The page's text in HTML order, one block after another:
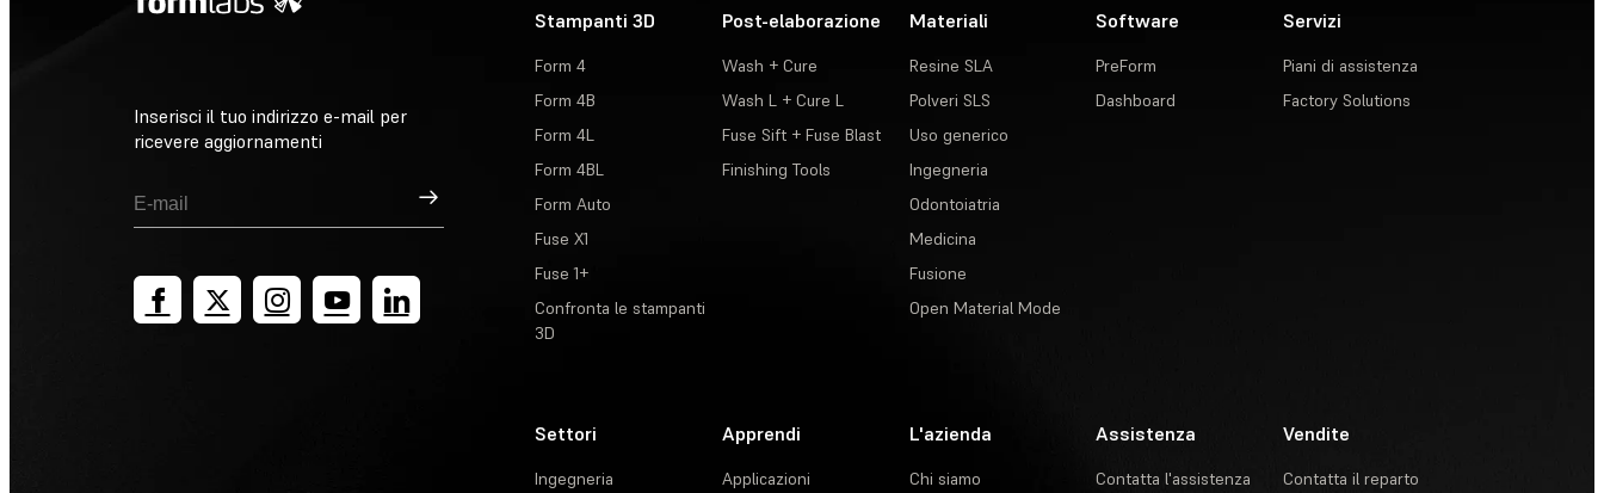
Inserisci il tuo indirizzo e-mail per
ricevere aggiornamenti
Registrati
Stampanti 3D
Form 4
Form 4B
Form 4L
Form 4BL
Form Auto
Fuse X1
Fuse 1+
Confronta le stampanti
3D
Post-elaborazione
Wash + Cure
Wash L + Cure L
Fuse Sift + Fuse Blast
Finishing Tools
Materiali
Resine SLA
Polveri SLS
Uso generico
Ingegneria
Odontoiatria
Medicina
Fusione
Open Material Mode
Software
PreForm
Dashboard
Servizi
Piani di assistenza
Factory Solutions
Settori
Ingegneria
Apprendi
Applicazioni
L'azienda
Chi siamo
Assistenza
Contatta l'assistenza
Vendite
Contatta il reparto